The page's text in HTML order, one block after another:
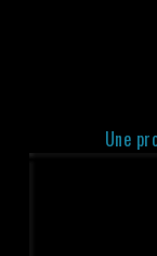
Une